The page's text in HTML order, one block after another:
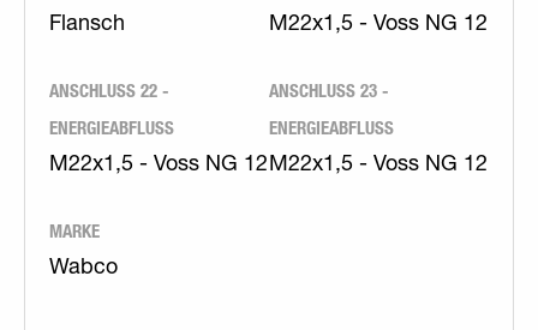
Flansch M22x1,5 - Voss NG 12
ANSCHLUSS 22 -
ENERGIEABFLUSS
M22x1,5 - Voss NG 12
ANSCHLUSS 23 -
ENERGIEABFLUSS
M22x1,5 - Voss NG 12
MARKE
Wabco